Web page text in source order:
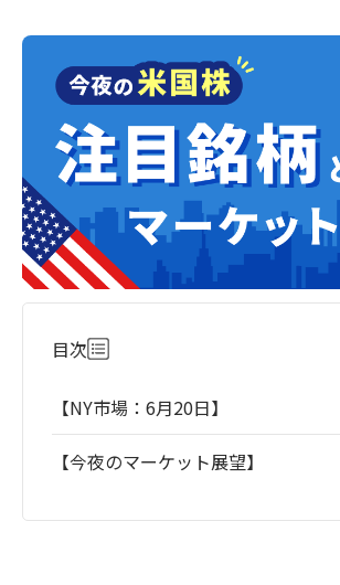
目次
【NY市場：6月20日】
【今夜のマーケット展望】